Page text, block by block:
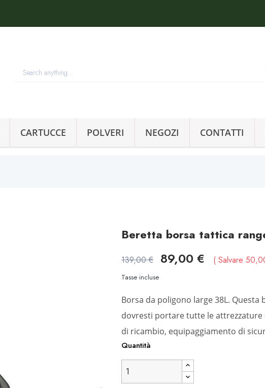
CARTUCCE POLVERI NEGOZI CONTATTI
Beretta borsa tattica
139,00 € 89,00 € Salvare
Tasse incluse
Borsa da poligono large 38L.
dovresti portare tutte le attrezzature
di ricambio, equipaggiamento di
Quantità